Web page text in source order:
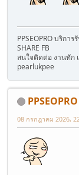
PPSEOPRO บริกา
SHARE FB
สนใจติดต่อ งานทัก
pearlukpee
PPSEOPRO
08 กรกฎาคม 2026,